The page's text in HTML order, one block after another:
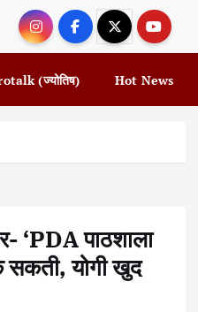
(ज्योतिष) Hot News
‘PDA पाठशाला
सकती, योगी खुद